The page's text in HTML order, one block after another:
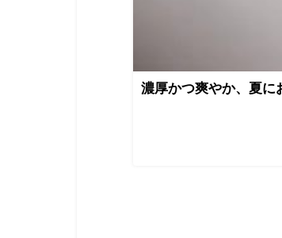
濃厚かつ爽やか、夏に